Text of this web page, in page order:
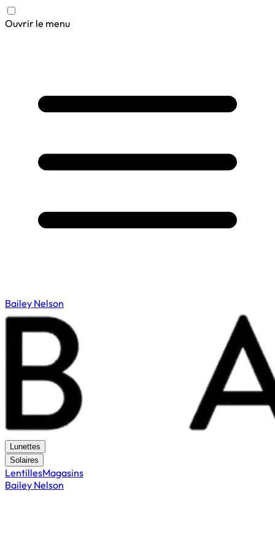
Ouvrir le menu
Bailey Nelson
Lunettes
Solaires
LentillesMagasins
Bailey Nelson